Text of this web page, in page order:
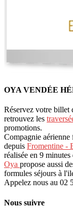
OYA VENDÉE
Réservez votre billet
retrouvez les
promotions.
Compagnie aérienne
depuis Fromentine -
réalisée en 9
Oya propose aussi
formules séjours à
Appelez nous au 02
Nous suivre